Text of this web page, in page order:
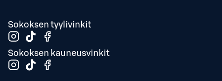
Sokoksen tyylivinkit
Sokoksen kauneusvinkit